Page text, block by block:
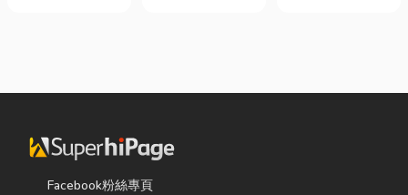
相較於一般小
台菜餐廳更能
展現台東的人
情味與飲食文
候？」、「七
麼？」。相較
其實一間專業
Facebook粉絲專頁